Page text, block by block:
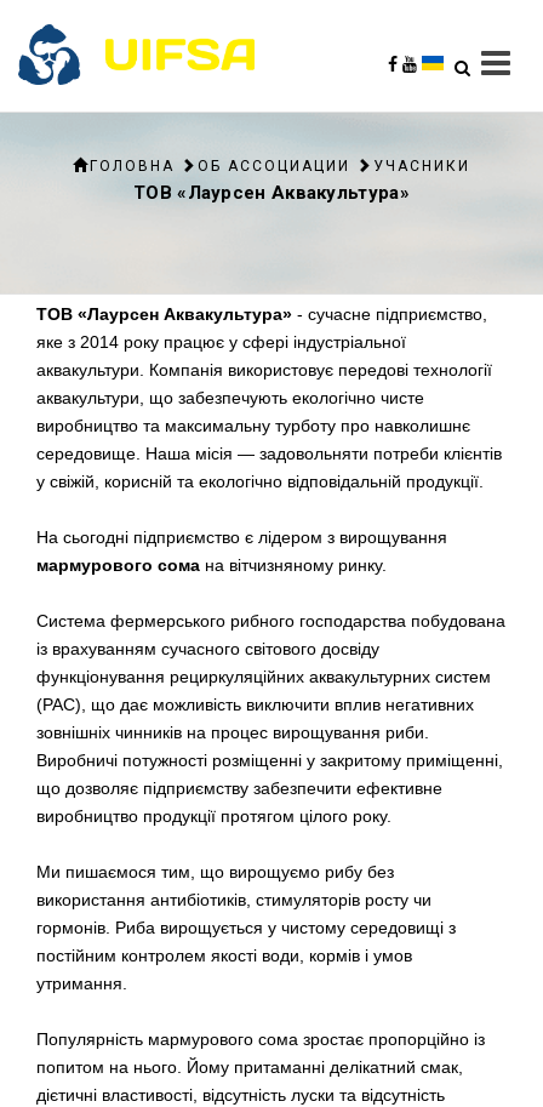
ГОЛОВНА ОБ АССОЦИАЦИИ УЧАСНИКИ
ТОВ «Лаурсен Аквакультура»
ТОВ «Лаурсен Аквакультура» - сучасне підприємство,
яке з 2014 року працює у сфері індустріальної
аквакультури. Компанія використовує передові технології
аквакультури, що забезпечують екологічно чисте
виробництво та максимальну турботу про навколишнє
середовище. Наша місія — задовольняти потреби клієнтів
у свіжій, корисній та екологічно відповідальній продукції.
На сьогодні підприємство є лідером з вирощування
мармурового сома на вітчизняному ринку.
Система фермерського рибного господарства побудована
із врахуванням сучасного світового досвіду
функціонування рециркуляційних аквакультурних систем
(РАС), що дає можливість виключити вплив негативних
зовнішніх чинників на процес вирощування риби.
Виробничі потужності розміщенні у закритому приміщенні,
що дозволяє підприємству забезпечити ефективне
виробництво продукції протягом цілого року.
Ми пишаємося тим, що вирощуємо рибу без
використання антибіотиків, стимуляторів росту чи
гормонів. Риба вирощується у чистому середовищі з
постійним контролем якості води, кормів і умов
утримання.
Популярність мармурового сома зростає пропорційно із
попитом на нього. Йому притаманні делікатний смак,
дієтичні властивості, відсутність луски та відсутність